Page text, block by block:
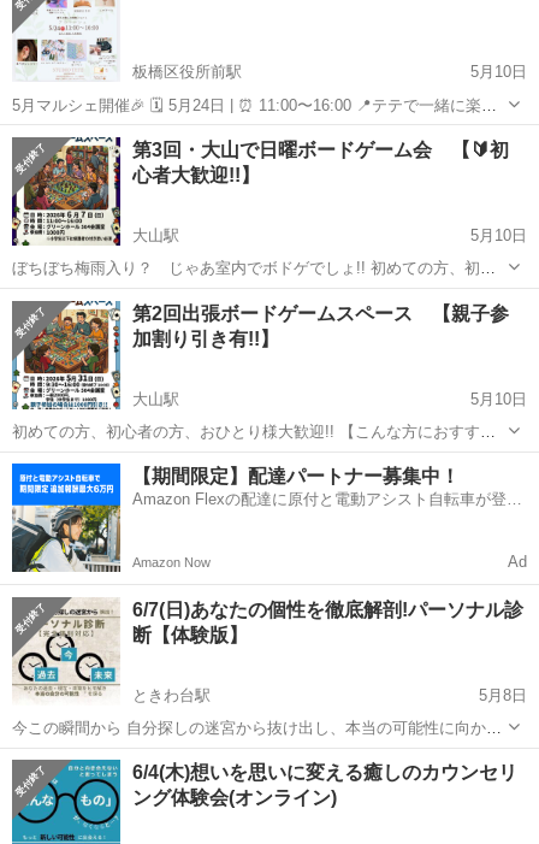
動が進まない □カ...
板橋区役所前駅
5月10日
5月マルシェ開催🎉 🗓️ 5月24日 | ⏰ 11:00〜16:00 📍テテで一緒に楽し
いひとときを過ごそう！ @___studio.tete___ 板橋区仲宿60-11 ぐらん
廣橋3F 🚇都営三田線 板橋区役所前駅A...
東京 板橋区 板橋区役所前駅 その他 マルシェ
第3回・大山で日曜ボードゲーム会 【🔰初
心者大歓迎!!】
大山駅
5月10日
ぼちぼち梅雨入り？ じゃあ室内でボドゲでしょ!! 初めての方、初心
者の方、おひとり様大歓迎!! ※今回は第1・2回とは開催時間が異なっ
ておりますのでご注意ください!! 【こんな方におすすめ】 ・見知ら...
東京 板橋区 大山駅 その他
第2回出張ボードゲームスペース 【親子参
加割り引き有!!】
大山駅
5月10日
初めての方、初心者の方、おひとり様大歓迎!! 【こんな方におすす
め】 ・見知らぬ人たちとゲームしてみたい方!! ・自分の持ち込んだゲ
ームで卓を立ててみたい方!! ・友人や家族とのんびり遊びたい方!!(親
子割引...
東京 板橋区 大山駅 その他 ゲーム
【期間限定】配達パートナー募集中！
Amazon Flexの配達に原付と電動アシスト自転車が登
Amazon Now Ad
6/7(日)あなたの個性を徹底解剖!パーソナル診
断【体験版】
ときわ台駅
5月8日
今この瞬間から 自分探しの迷宮から抜け出し、本当の可能性に向かっ
て歩き出せる たった30分で人生が変わる？！ オンライン 「パーソナ
ル診断」体験会 上級心理カウンセラーが あなたの過去・現在・未来を
紐解き、真の姿...
東京 板橋区 ときわ台駅 その他 心理
6/4(木)想いを思いに変える癒しのカウンセリ
ング体験会(オンライン)